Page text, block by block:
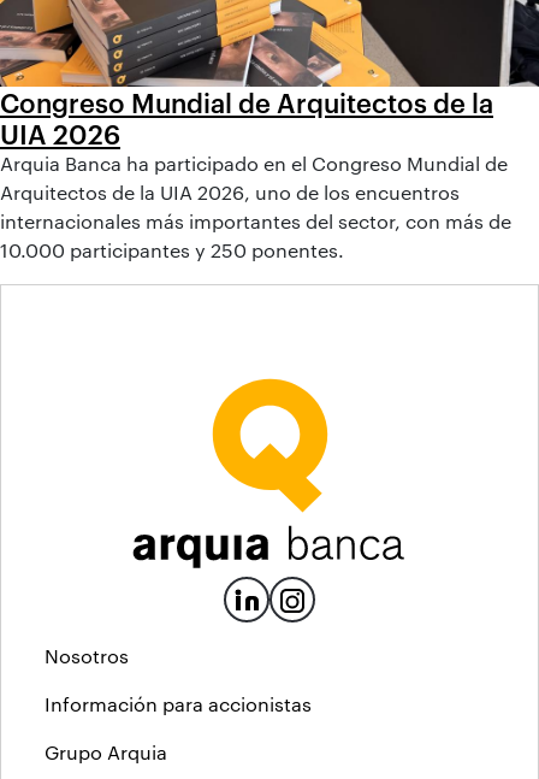
Congreso Mundial de Arquitectos de la
UIA 2026
Arquia Banca ha participado en el Congreso Mundial de
Arquitectos de la UIA 2026, uno de los encuentros
internacionales más importantes del sector, con más de
10.000 participantes y 250 ponentes.
Nosotros
Información para accionistas
Grupo Arquia